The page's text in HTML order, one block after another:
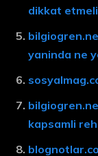
dikkat
yaninda ne
kapsamli